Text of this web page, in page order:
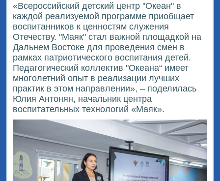
«Всероссийский детский центр "Океан" в
каждой реализуемой программе приобщает
воспитанников к ценностям служения
Отечеству. "Маяк" стал важной площадкой на
Дальнем Востоке для проведения смен в
рамках патриотического воспитания детей.
Педагогический коллектив "Океана“ имеет
многолетний опыт в реализации лучших
практик в этом направлении», – поделилась
Юлия Антонян, начальник центра
воспитательных технологий «Маяк».